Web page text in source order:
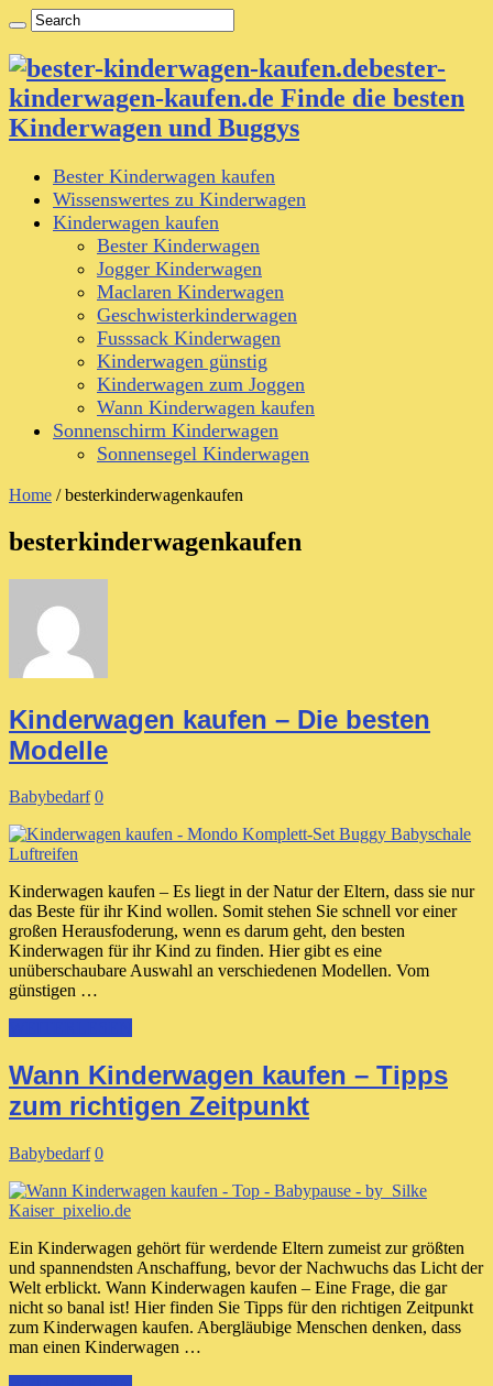
bester-
kinderwagen-kaufen.de Finde die besten
Kinderwagen und Buggys
Bester Kinderwagen kaufen
Wissenswertes zu Kinderwagen
Kinderwagen kaufen
Bester Kinderwagen
Jogger Kinderwagen
Maclaren Kinderwagen
Geschwisterkinderwagen
Fusssack Kinderwagen
Kinderwagen günstig
Kinderwagen zum Joggen
Wann Kinderwagen kaufen
Sonnenschirm Kinderwagen
Sonnensegel Kinderwagen
Home / besterkinderwagenkaufen
besterkinderwagenkaufen
Kinderwagen kaufen – Die besten
Modelle
Babybedarf 0
Kinderwagen kaufen – Es liegt in der Natur der Eltern, dass sie nur
das Beste für ihr Kind wollen. Somit stehen Sie schnell vor einer
großen Herausfoderung, wenn es darum geht, den besten
Kinderwagen für ihr Kind zu finden. Hier gibt es eine
unüberschaubare Auswahl an verschiedenen Modellen. Vom
günstigen …
Wann Kinderwagen kaufen – Tipps
zum richtigen Zeitpunkt
Babybedarf 0
Ein Kinderwagen gehört für werdende Eltern zumeist zur größten
und spannendsten Anschaffung, bevor der Nachwuchs das Licht der
Welt erblickt. Wann Kinderwagen kaufen – Eine Frage, die gar
nicht so banal ist! Hier finden Sie Tipps für den richtigen Zeitpunkt
zum Kinderwagen kaufen. Abergläubige Menschen denken, dass
man einen Kinderwagen …